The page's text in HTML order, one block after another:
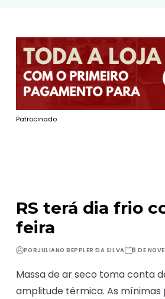
Patrocinado
RS terá dia frio
feira
PORJULIANO BEPPLER DA SILVA 6 DE
Massa de ar seco toma conta
amplitude térmica. As mínimas